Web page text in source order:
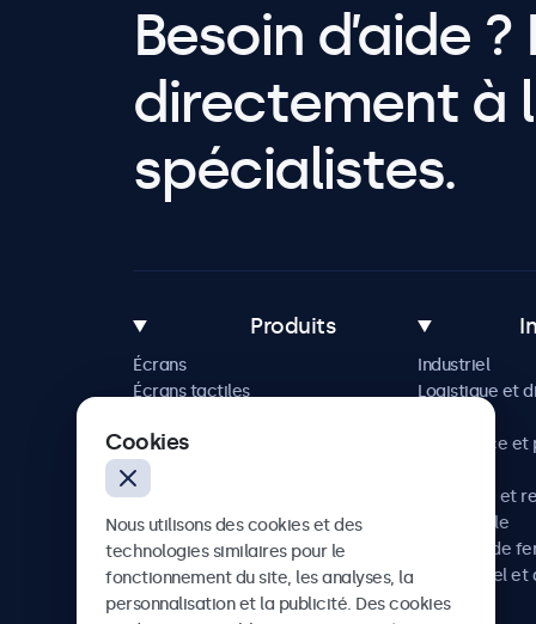
Besoin d’aide
directement à
spécialistes.
Produits
Écrans
Écrans tactiles
Solutions sur mesure
Industriel
Logistique et
Commerce et
Hôtellerie et
Automobile
Chemins de
Audiovisuel
Santé
Cookies
Nous utilisons des cookies et des
technologies similaires pour le
fonctionnement du site, les analyses, la
personnalisation et la publicité. Des cookies